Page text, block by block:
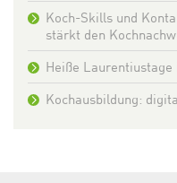
Koch-Skills und
stärkt den
Heiße Laurentiustage
Kochausbildung: